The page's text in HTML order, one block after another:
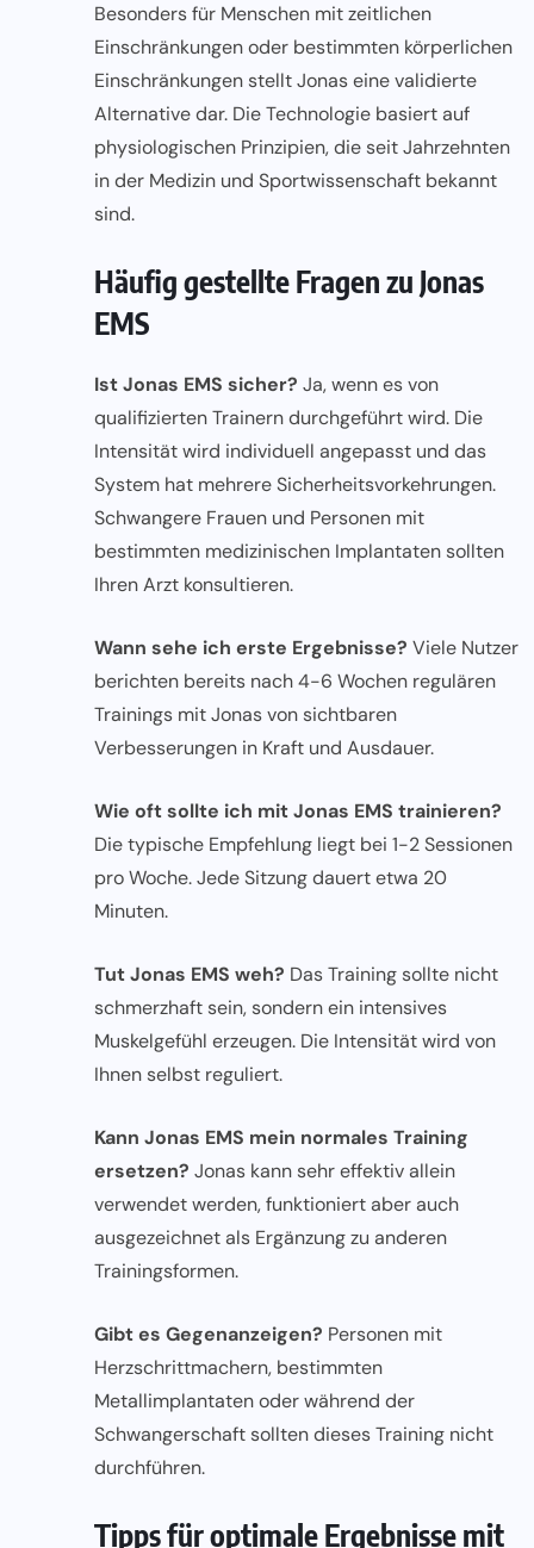
Besonders für Menschen mit zeitlichen
Einschränkungen oder bestimmten körperlichen
Einschränkungen stellt Jonas eine validierte
Alternative dar. Die Technologie basiert auf
physiologischen Prinzipien, die seit Jahrzehnten
in der Medizin und Sportwissenschaft bekannt
sind.
Häufig gestellte Fragen zu Jonas
EMS
Ist Jonas EMS sicher? Ja, wenn es von
qualifizierten Trainern durchgeführt wird. Die
Intensität wird individuell angepasst und das
System hat mehrere Sicherheitsvorkehrungen.
Schwangere Frauen und Personen mit
bestimmten medizinischen Implantaten sollten
Ihren Arzt konsultieren.
Wann sehe ich erste Ergebnisse? Viele Nutzer
berichten bereits nach 4-6 Wochen regulären
Trainings mit Jonas von sichtbaren
Verbesserungen in Kraft und Ausdauer.
Wie oft sollte ich mit Jonas EMS trainieren?
Die typische Empfehlung liegt bei 1-2 Sessionen
pro Woche. Jede Sitzung dauert etwa 20
Minuten.
Tut Jonas EMS weh? Das Training sollte nicht
schmerzhaft sein, sondern ein intensives
Muskelgefühl erzeugen. Die Intensität wird von
Ihnen selbst reguliert.
Kann Jonas EMS mein normales Training
ersetzen? Jonas kann sehr effektiv allein
verwendet werden, funktioniert aber auch
ausgezeichnet als Ergänzung zu anderen
Trainingsformen.
Gibt es Gegenanzeigen? Personen mit
Herzschrittmachern, bestimmten
Metallimplantaten oder während der
Schwangerschaft sollten dieses Training nicht
durchführen.
Tipps für optimale Ergebnisse mit